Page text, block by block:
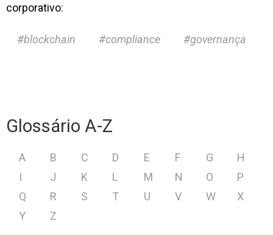
corporativo:
blockchain compliance governança
Glossário A-Z
A B C D E F G
H
I
J K L M N O
P
Q
R S T U V W
X
Y
Z